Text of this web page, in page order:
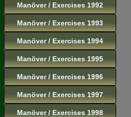
Manöver / Exercises 1992
Manöver / Exercises 1993
Manöver / Exercises 1994
Manöver / Exercises 1995
Manöver / Exercises 1996
Manöver / Exercises 1997
Manöver / Exercises 1998